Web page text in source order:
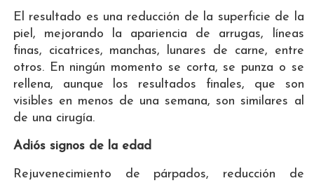
El resultado es una reducción de la superficie de la
piel, mejorando la apariencia de arrugas, líneas
finas, cicatrices, manchas, lunares de carne, entre
otros. En ningún momento se corta, se punza o se
rellena, aunque los resultados finales, que son
visibles en menos de una semana, son similares al
de una cirugía.
Adiós signos de la edad
Rejuvenecimiento de párpados, reducción de